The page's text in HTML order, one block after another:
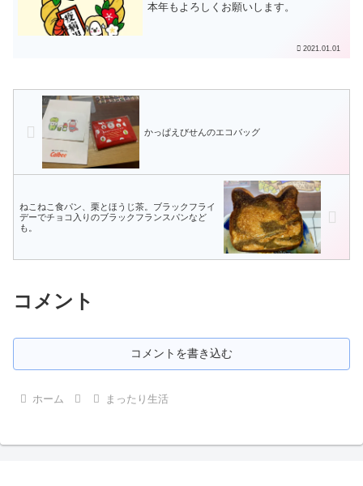
本年もよろしくお願いします。
2021.01.01
かっぱえびせんのエコバッグ
ねこねこ食パン、栗とほうじ茶。ブラックフライ
デーでチョコ入りのブラックフランスパンなど
も。
コメント
コメントを書き込む
ホーム まったり生活